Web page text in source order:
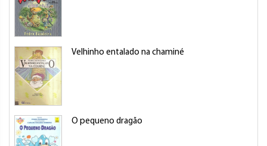
Velhinho entalado na chaminé
O pequeno dragão